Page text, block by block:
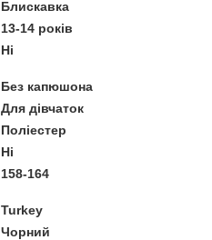
Блискавка
13-14 років
Ні
Без капюшона
Для дівчаток
Поліестер
Ні
158-164
Turkey
Чорний